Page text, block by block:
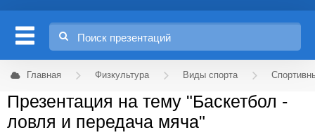
Главная Физкультура Виды спорта
Презентация на тему "Баскетбол -
ловля и передача мяча"